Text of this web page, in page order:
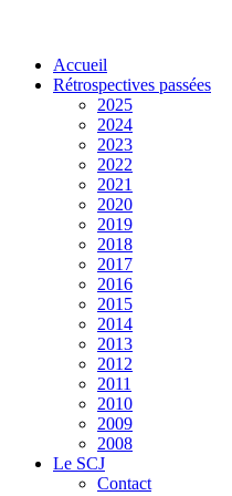
Accueil
Rétrospectives passées
2025
2024
2023
2022
2021
2020
2019
2018
2017
2016
2015
2014
2013
2012
2011
2010
2009
2008
Le SCJ
Contact